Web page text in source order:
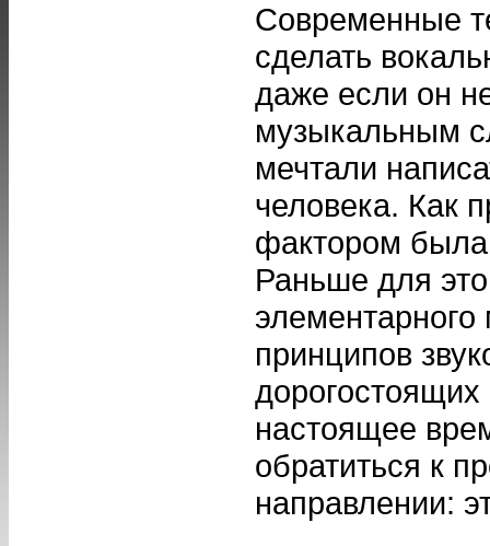
Современные
сделать
даже если он
музыкальным
мечтали
человека. Как
фактором была
Раньше для
элементарного
принципов
настоящее
обратиться к
направлении: